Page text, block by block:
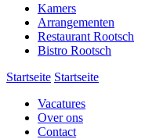
Kamers
Arrangementen
Restaurant Rootsch
Bistro Rootsch
Startseite Startseite
Vacatures
Over ons
Contact